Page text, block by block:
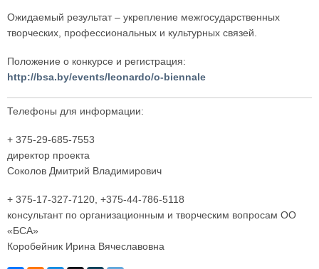
Ожидаемый результат – укрепление межгосударственных
творческих, профессиональных и культурных связей.
Положение о конкурсе и регистрация:
http://bsa.by/events/leonardo/o-biennale
Телефоны для информации:
+ 375-29-685-7553
директор проекта
Соколов Дмитрий Владимирович
+ 375-17-327-7120, +375-44-786-5118
консультант по организационным и творческим вопросам ОО
«БСА»
Коробейник Ирина Вячеславовна